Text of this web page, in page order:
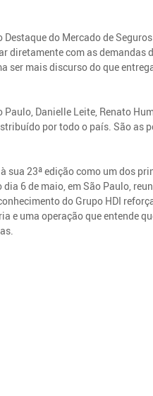
do Mercado de
diretamente com as demandas
mais discurso do que
Danielle Leite, Renato
por todo o país. São as
sua 23ª edição como um dos
6 de maio, em São Paulo,
do Grupo HDI
e uma operação que entende